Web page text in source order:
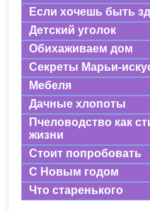
Если хочешь быть
Детский уголок
Обихаживаем дом
Секреты Марьи-
Мебеля
Дачные хлопоты
Пчеловодство как
жизни
Стоит попробовать
С Новым годом
Что старенького